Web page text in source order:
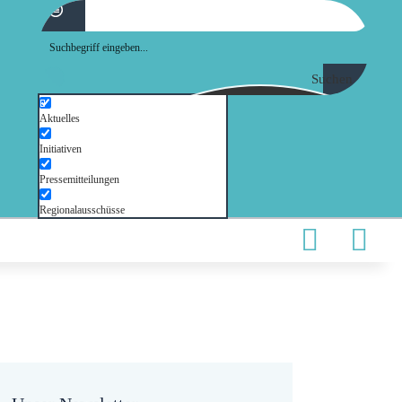
Suchen
Aktuelles
Initiativen
Pressemitteilungen
Regionalausschüsse